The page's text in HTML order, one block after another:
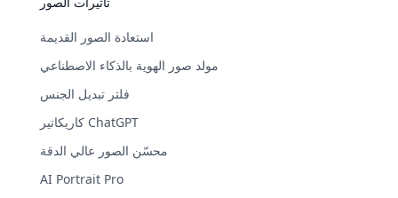
استعادة الصور القديمة
مولد صور الهوية بالذكاء الاصطناعي
فلتر تبديل الجنس
كاريكاتير ChatGPT
محسّن الصور عالي الدقة
AI Portrait Pro